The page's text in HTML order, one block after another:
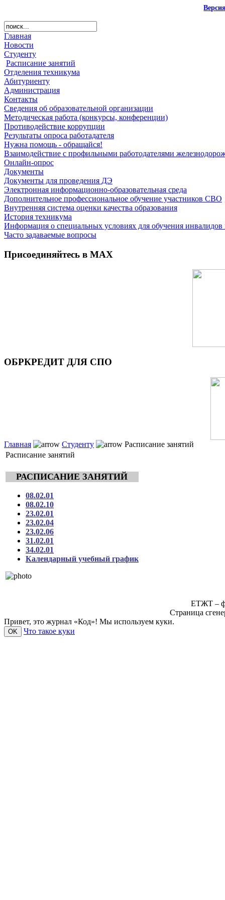
Главная
Новости
Студенту
Расписание занятий
Отделения техникума
Абитуриенту
Администрация
Контакты
Сведения об образовательной организации
Методическая работа (конкурсы, конференции)
Противодействие коррупции
Результаты опроса работадателя
Нужна помощь - обращайся!
Взаимодействие с профильными работодателями
Онлайн-опрос
Документы
Документы для проведения ДЭ
Электронная информационно-образовательная среда
Дополнительное профессиональное обучение участников СВО
Внутренняя система оценки качества образования
История техникума
Информация о специальных условиях для обучения
Часто задаваемые вопросы
Присоединяйтесь в MAX
ОБРКРЕДИТ ДЛЯ СПО
Главная Студенту
Расписание занятий
Расписание занятий
РАСПИСАНИЕ ЗАНЯТИЙ
08.02.01
08.02.10
23.02.01
23.02.04
23.02.06
31.02.01
34.02.01
Календарный учебный график
ЕТЖТ –
Страница
Привет, это журнал «Код»! Мы используем куки.
OK Что такое куки